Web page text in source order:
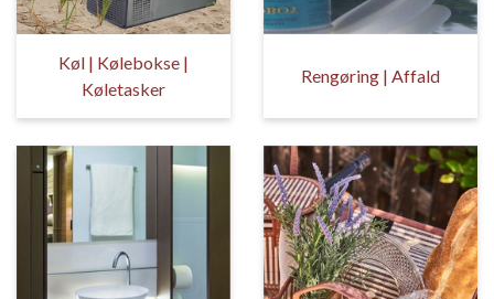
Køl | Kølebokse |
Køletasker
Rengøring | Affald